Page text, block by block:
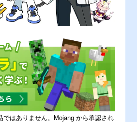
はありません。Mojang から承認され